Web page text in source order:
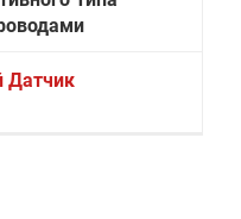
Датчик